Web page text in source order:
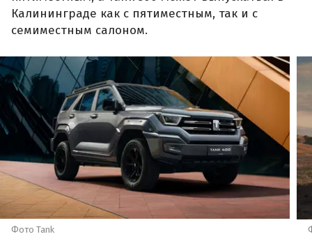
Калининграде как с пятиместным, так и с
семиместным салоном.
Фото Tank